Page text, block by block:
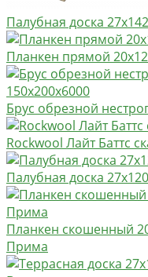
Палубная доска
Планкен прямой
Брус обрезной
Rockwool Лайт Баттс
Палубная доска
Планкен скошенный
Прима